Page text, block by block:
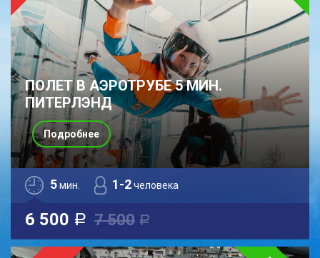
ПОЛЕТ В АЭРОТРУБЕ 5 МИН.
ПИТЕРЛЭНД
5мин. 1-2человека
6 500 a 7 500 a
Подробнее